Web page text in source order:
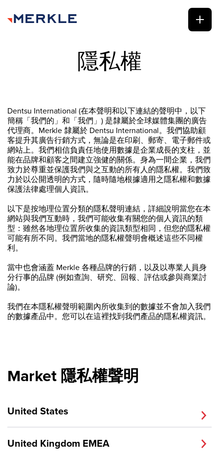
隱私權
Dentsu International (在本聲明和以下連結的聲明中，以下
簡稱「我們的」和「我們」) 是隸屬於全球媒體集團的廣告
代理商。Merkle 隸屬於 Dentsu International。我們協助顧
客提升其廣告行銷方式，無論是在印刷、郵寄、電子郵件或
網站上。我們相信負責任地使用數據是企業成長的支柱，並
能在品牌和顧客之間建立強健的關係。身為一間企業，我們
致力於尊重並保護我們與之互動的所有人的隱私權。我們致
力於以公開透明的方式，隨時隨地根據適用之隱私權和數據
保護法律處理個人資訊。
以下是按地理位置分類的隱私聲明連結，詳細說明當您在本
網站與我們互動時，我們可能收集有關您的個人資訊的類
型：雖然各地理位置所收集的資訊類型相同，但您的隱私權
可能有所不同。我們當地的隱私權聲明會概述這些不同權
利。
當中也會涵蓋 Merkle 各種品牌的行銷，以及以專業人員身
分行事的品牌 (例如查詢、研究、回報、評估或參與商業討
論)。
我們在本隱私權聲明範圍內所收集到的數據並不會加入我們
的數據產品中。您可以在這裡找到我們產品的隱私權資訊。
Market 隱私權聲明
United States
United Kingdom EMEA